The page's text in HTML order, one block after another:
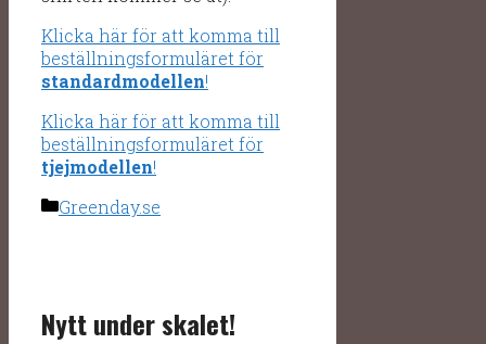
Klicka här för att komma till
beställningsformuläret för
standardmodellen!
Klicka här för att komma till
beställningsformuläret för
tjejmodellen!
Kategorier
Greenday.se
Nytt under skalet!